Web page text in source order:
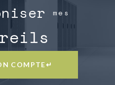
mes
COMPTE↵